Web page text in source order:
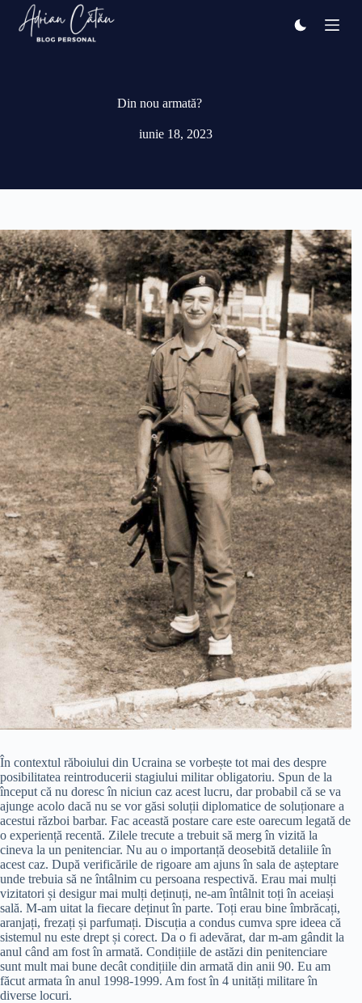
conținut
Din nou armată?
iunie 18, 2023
În contextul răboiului din Ucraina se vorbește tot mai des despre
posibilitatea reintroducerii stagiului militar obligatoriu. Spun de la
început că nu doresc în niciun caz acest lucru, dar probabil că se va
ajunge acolo dacă nu se vor găsi soluții diplomatice de soluționare a
acestui război barbar. Fac această postare care este oarecum legată de
o experiență recentă. Zilele trecute a trebuit să merg în vizită la
cineva la un penitenciar. Nu au o importanță deosebită detaliile în
acest caz. După verificările de rigoare am ajuns în sala de așteptare
unde trebuia să ne întâlnim cu persoana respectivă. Erau mai mulți
vizitatori și desigur mai mulți deținuți, ne-am întâlnit toți în aceiași
sală. M-am uitat la fiecare deținut în parte. Toți erau bine îmbrăcați,
aranjați, frezați și parfumați. Discuția a condus cumva spre ideea că
sistemul nu este drept și corect. Da o fi adevărat, dar m-am gândit la
anul când am fost în armată. Condițiile de astăzi din penitenciare
sunt mult mai bune decât condițiile din armată din anii 90. Eu am
făcut armata în anul 1998-1999. Am fost în 4 unități militare în
diverse locuri.